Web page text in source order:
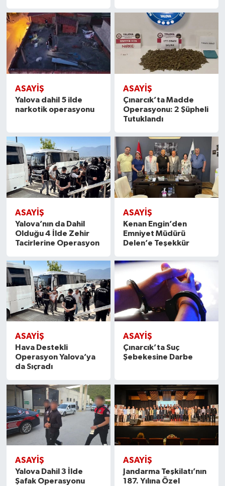
ASAYİŞ
Yalova dahil 5 ilde
narkotik operasyonu
ASAYİŞ
Çınarcık’ta Madde
Operasyonu: 2 Şüpheli
Tutuklandı
ASAYİŞ
Yalova’nın da Dahil
Olduğu 4 İlde Zehir
Tacirlerine Operasyon
ASAYİŞ
Kenan Engin’den
Emniyet Müdürü
Delen’e Teşekkür
ASAYİŞ
Hava Destekli
Operasyon Yalova’ya
da Sıçradı
ASAYİŞ
Çınarcık’ta Suç
Şebekesine Darbe
ASAYİŞ
Yalova Dahil 3 İlde
Şafak Operasyonu
ASAYİŞ
Jandarma Teşkilatı’nın
187. Yılına Özel